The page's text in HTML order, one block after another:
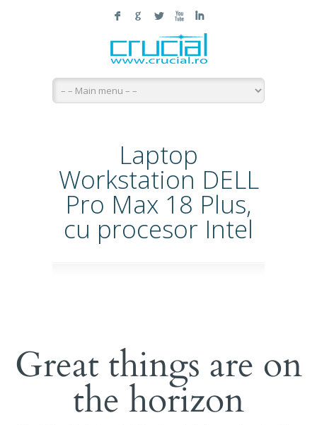
F G L X I
Laptop
Workstation DELL
Pro Max 18 Plus,
cu procesor Intel
Great things are on
the horizon